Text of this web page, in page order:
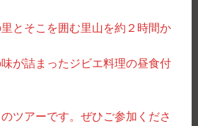
とそこを囲む里山を約２時間か
が詰まったジビエ料理の昼食付
ツアーです。ぜひご参加くださ